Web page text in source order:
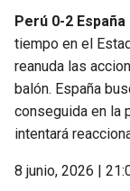
Perú 0-2 España
tiempo en el
reanuda las
balón. España
conseguida en la
intentará
8 junio, 2026 |